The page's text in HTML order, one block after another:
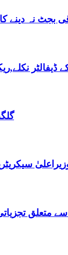
نہ دینے کا
متعلق